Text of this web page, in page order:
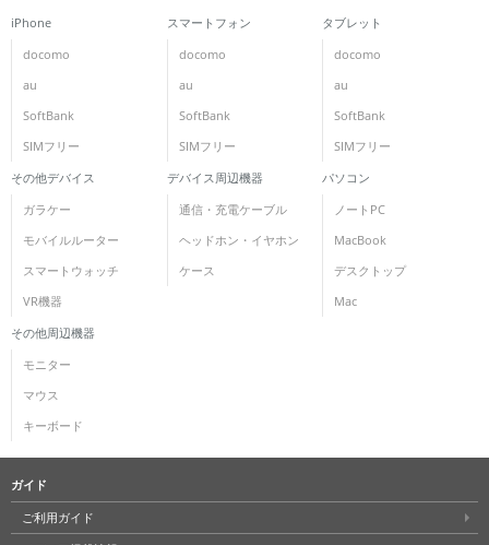
iPhone
docomo
au
SoftBank
SIMフリー
スマートフォン
docomo
au
SoftBank
SIMフリー
タブレット
docomo
au
SoftBank
SIMフリー
その他デバイス
ガラケー
モバイルルーター
スマートウォッチ
VR機器
デバイス周辺機器
通信・充電ケーブル
ヘッドホン・イヤホン
ケース
パソコン
ノートPC
MacBook
デスクトップ
Mac
その他周辺機器
モニター
マウス
キーボード
ガイド
ご利用ガイド
ただし機能別のみ「and検索」となります。